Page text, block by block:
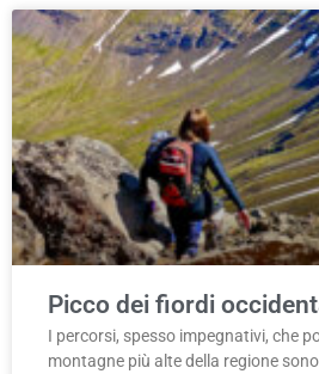
Picco dei fiordi
I percorsi, spesso impegnativi, che
montagne più alte della regione